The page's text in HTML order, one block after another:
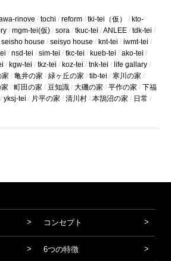
rinove tochi reform tki-tei（仮）
kto-
mgm-tei(仮) sora tkuc-tei ANLEE
tdk-tei
seisho house seisyo house knt-tei
iwmt-tei
nsd-tei sim-tei tkc-tei kueb-tei
ako-tei
kgw-tei tkz-tei koz-tei tnk-tei
life gallary
家 亀井の家 緑ヶ丘の家 tib-tei
寒川の家
町田の家 豆知識 大磯の家 平作の家
下福
yksj-tei 片平の家 清川村 本鵠沼の家
日常
コンセプト
6つの特徴